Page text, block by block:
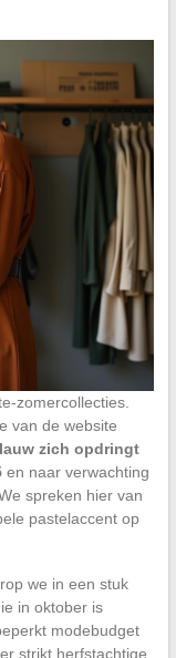
zomercollecties.
van de website
zich opdringt
en naar verwachting
spreken hier van
pastelaccent op
we in een stuk
in oktober is
modebudget
strikt herfstachtige